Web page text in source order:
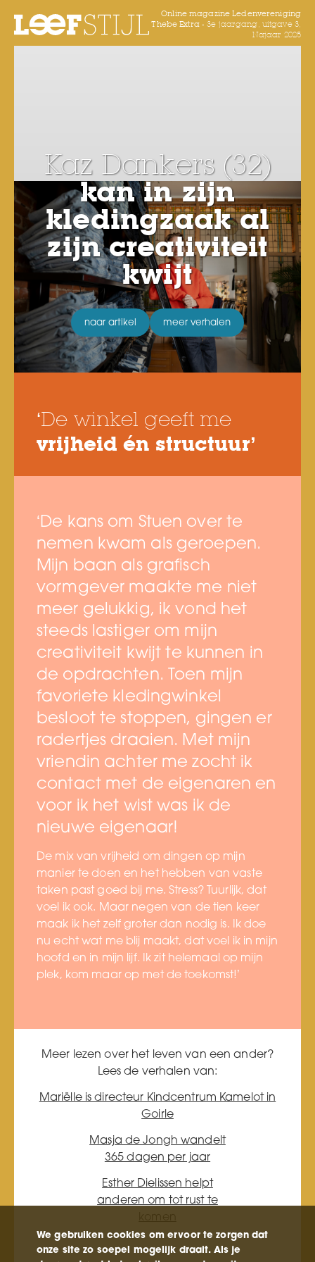
Online magazine Ledenvereniging
Thebe Extra -3e jaargang, uitgave 3,
Najaar 2025
Kaz Dankers (32)
kan in zijn
kledingzaak al
zijn creativiteit
kwijt
naar artikel meer verhalen
‘De winkel geeft me
vrijheid én structuur’
‘De kans om Stuen over te
nemen kwam als geroepen.
Mijn baan als grafisch
vormgever maakte me niet
meer gelukkig, ik vond het
steeds lastiger om mijn
creativiteit kwijt te kunnen in
de opdrachten. Toen mijn
favoriete kledingwinkel
besloot te stoppen, gingen er
radertjes draaien. Met mijn
vriendin achter me zocht ik
contact met de eigenaren en
voor ik het wist was ik de
nieuwe eigenaar!
De mix van vrijheid om dingen op mijn
manier te doen en het hebben van vaste
taken past goed bij me. Stress? Tuurlijk, dat
voel ik ook. Maar negen van de tien keer
maak ik het zelf groter dan nodig is. Ik doe
nu echt wat me blij maakt, dat voel ik in mijn
hoofd en in mijn lijf. Ik zit helemaal op mijn
plek, kom maar op met de toekomst!’
Meer lezen over het leven van een ander?
Lees de verhalen van:
Mariëlle is directeur Kindcentrum Kamelot in
Goirle
Masja de Jongh wandelt
365 dagen per jaar
Esther Dielissen helpt
anderen om tot rust te
We gebruiken cookies om ervoor te zorgen dat
onze site zo soepel mogelijk draait. Als je